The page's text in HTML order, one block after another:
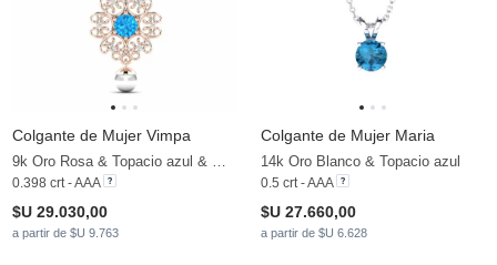
Colgante de Mujer Vimpa
9k Oro Rosa & Topacio azul & Moissanita & Perla blanca
0.398 crt - AAA
$U 29.030,00
a partir de $U 9.763
Colgante de Mujer Maria
14k Oro Blanco & Topacio azul
0.5 crt - AAA
$U 27.660,00
a partir de $U 6.628